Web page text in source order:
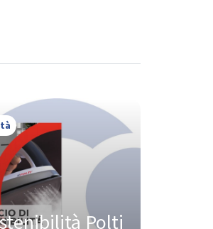
Polti